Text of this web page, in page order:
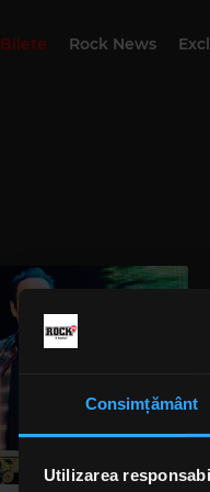
Consimțământ
Utilizarea
Bilete Rock News